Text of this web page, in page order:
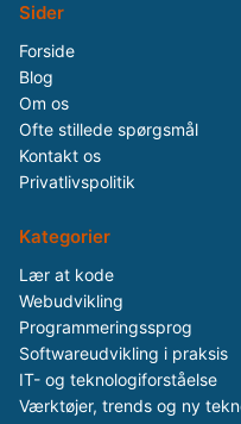
Sider
Forside
Blog
Om os
Ofte stillede spørgsmål
Kontakt os
Privatlivspolitik
Kategorier
Lær at kode
Webudvikling
Programmeringssprog
Softwareudvikling i praksis
IT- og teknologiforståelse
Værktøjer, trends og ny